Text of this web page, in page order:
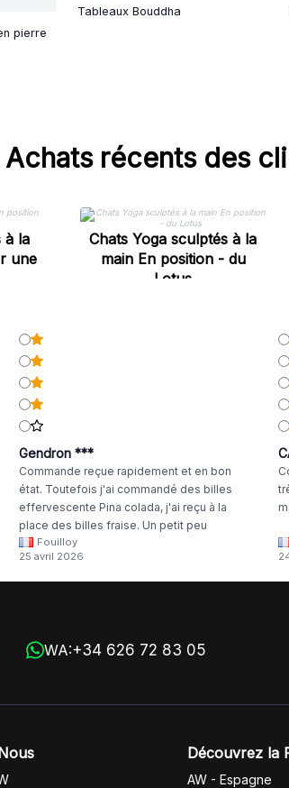
pierre
Tableaux Bouddha
Achats récents des
à la
une
Chats Yoga sculptés à la
main En position - du
Lotus
Gendron ***
Commande reçue rapidement et en bon
état. Toutefois j'ai commandé des billes
effervescente Pina colada, j'ai reçu à la
place des billes fraise. Un petit peu
dommage
Fouilloy
25 avril 2026
WA:+34 626 72 83 05
Découvrez la
AW - Espagne